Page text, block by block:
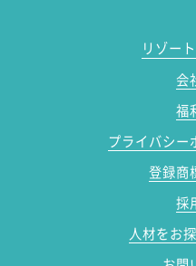
リゾー
会
福
プライバシー
登録商
採
人材をお